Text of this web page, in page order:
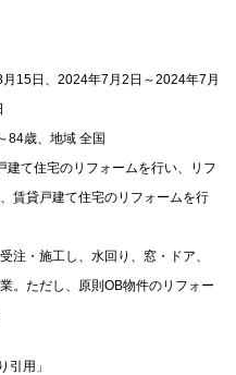
15日、2024年7月2日～2024年7月
84歳、地域 全国
建て住宅のリフォームを行い、リフ
賃貸戸建て住宅のリフォームを行
注・施工し、水回り、窓・ドア、
。ただし、原則OB物件のリフォー
用」